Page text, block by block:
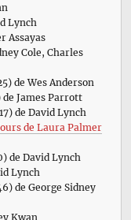
Lynch
Assayas
Cole, Charles
de Wes Anderson
James Parrott
de David Lynch
de Laura Palmer
de David Lynch
Lynch
de George Sidney
Kwan